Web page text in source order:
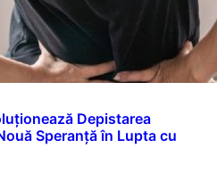
Depistarea
Speranță în Lupta cu